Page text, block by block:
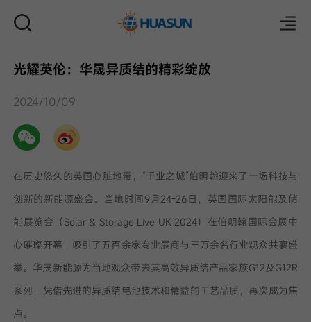
光耀英伦：华晟异质结的精彩绽放
2024/10/09
在历史悠久的英国心脏地带，“千业之城”伯明翰迎来了一场科技与
创新的新能源盛会。当地时间9月24-26日，英国国际太阳能及储
能展览会（Solar & Storage Live UK 2024）在伯明翰国际会展中
心璀璨开幕，吸引了五百余家专业展商与三万余名行业观众共襄盛
举。华晟新能源为当地观众带去其高效异质结产品家族G12及G12R
系列，凭借先进的异质结电池技术和精益的工艺品质，再次成为焦
点。